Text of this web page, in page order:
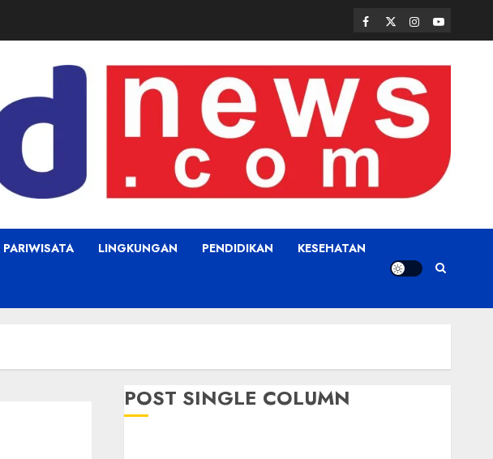
Facebook
TwitterInstagram
Youtube
PARIWISATA LINGKUNGAN PENDIDIKAN KESEHATAN
POST SINGLE COLUMN